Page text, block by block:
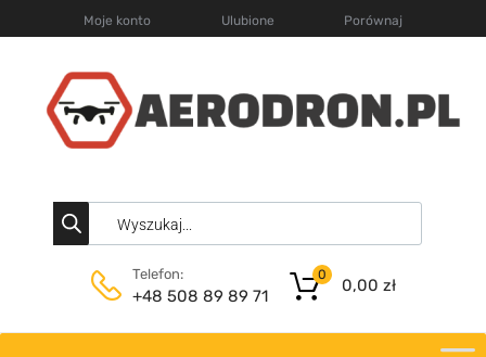
Moje konto Ulubione Porównaj
Telefon:
+48 508 89 89 71
0,00 zł
0